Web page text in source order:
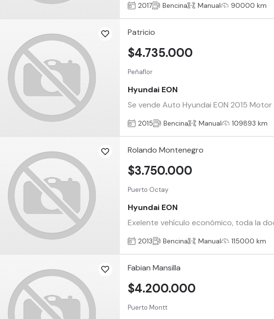
2017 Bencina Manual 90000 km
Patricio
Peñaflor
Hyundai EON
Se vende Auto Hyundai EON 2015
$4.735.000
2015 Bencina Manual 109893 km
Rolando Montenegro
Puerto Octay
Hyundai EON
Exelente vehículo económico, toda la
$3.750.000
2013 Bencina Manual 115000 km
Fabian Mansilla
Puerto Montt
$4.200.000